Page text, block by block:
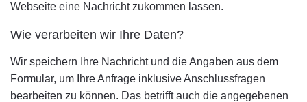
Webseite eine Nachricht zukommen lassen.
Wie verarbeiten wir Ihre Daten?
Wir speichern Ihre Nachricht und die Angaben aus dem
Formular, um Ihre Anfrage inklusive Anschlussfragen
bearbeiten zu können. Das betrifft auch die angegebenen